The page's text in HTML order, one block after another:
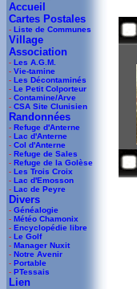
Accueil
Cartes Postales
- Liste de Communes
Village
Association
- Les A.G.M.
- Vie-tamine
- Les Décontaminés
- Le Petit Colporteur
- Contamine/Arve
- CSA Site Clunisien
Randonnées
- Refuge d'Anterne
- Lac d'Anterne
- Col d'Anterne
- Refuge de Sales
- Refuge de la Golèse
- Les Trois Croix
- Lac d'Emosson
- Lac de Peyre
Divers
- Généalogie
- Météo Chamonix
- Encyclopédie libre
- Le Golf
- Manager Nuxit
- Notre Avenir
- Portable
- PTessais
Lien